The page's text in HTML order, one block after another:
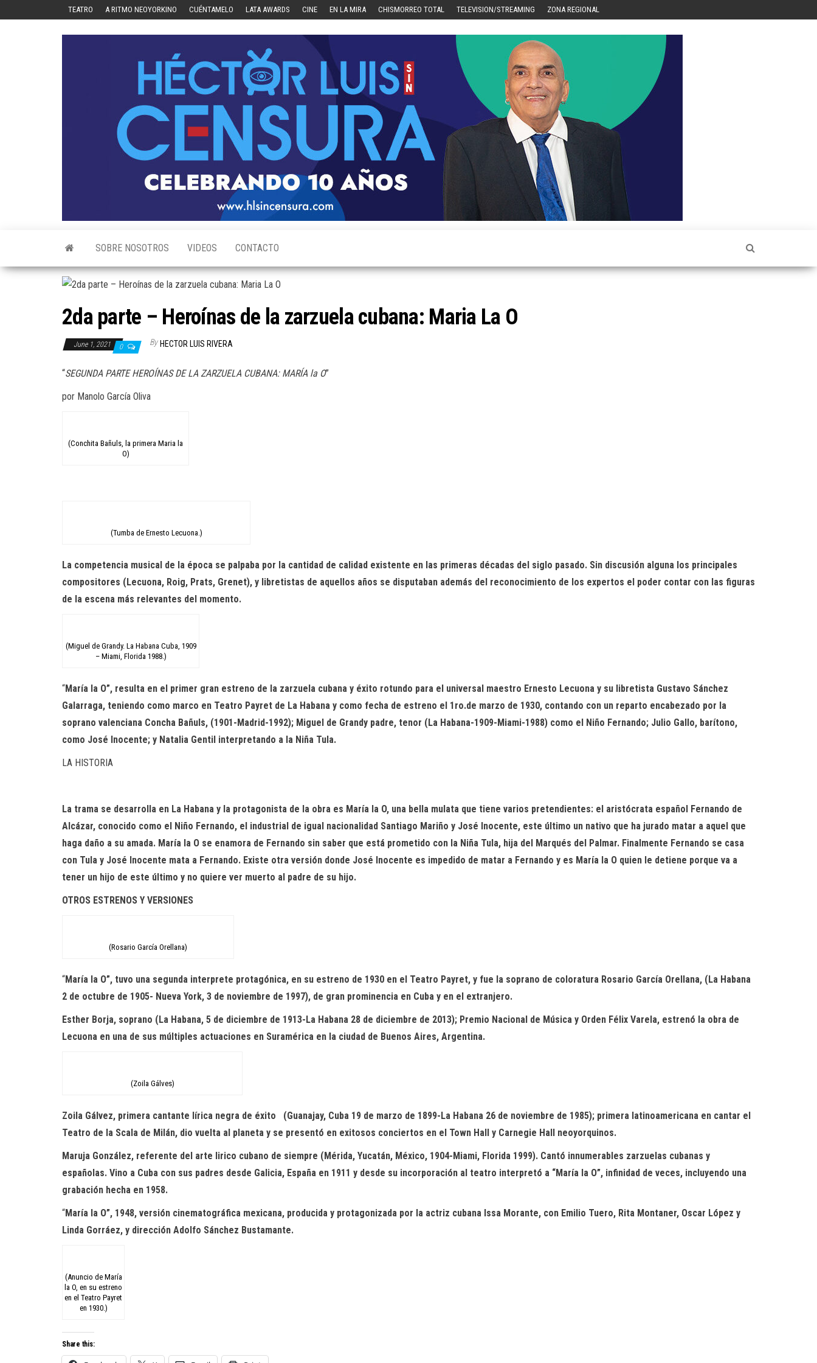
TEATRO A RITMO NEOYORKINO CUÉNTAMELO LATA AWARDS CINE EN LA MIRA CHISMORREO TOTAL TELEVISION/STREAMING ZONA REGIONAL
SOBRE NOSOTROS VIDEOS CONTACTO
2da parte – Heroínas de la zarzuela cubana: Maria La O
June 1, 2021 0 By HECTOR LUIS RIVERA
“SEGUNDA PARTEHEROÍNAS DE LA ZARZUELA CUBANA: MARÍA la O”
por Manolo García Oliva
(Conchita Bañuls, la primera Maria la
O)
(Tumba de Ernesto Lecuona.)
La competencia musical de la época se palpaba por la cantidad de calidad existente en las primeras décadas del siglo pasado. Sin discusión alguna los principales
compositores (Lecuona, Roig, Prats, Grenet), y libretistas de aquellos años se disputaban además del reconocimiento de los expertos el poder contar con las figuras
de la escena más relevantes del momento.
(Miguel de Grandy. La Habana Cuba, 1909
– Miami, Florida 1988.)
“María la O”, resulta en el primer gran estreno de la zarzuela cubana y éxito rotundo para el universal maestro Ernesto Lecuona y su libretista Gustavo Sánchez
Galarraga, teniendo como marco en Teatro Payret de La Habana y como fecha de estreno el 1ro.de marzo de 1930, contando con un reparto encabezado por la
soprano valenciana Concha Bañuls, (1901-Madrid-1992); Miguel de Grandy padre, tenor (La Habana-1909-Miami-1988) como el Niño Fernando; Julio Gallo, barítono,
como José Inocente; y Natalia Gentil interpretando a la Niña Tula.
LA HISTORIA
La trama se desarrolla en La Habana y la protagonista de la obra es María la O, una bella mulata que tiene varios pretendientes: el aristócrata español Fernando de
Alcázar, conocido como el Niño Fernando, el industrial de igual nacionalidad Santiago Mariño y José Inocente, este último un nativo que ha jurado matar a aquel que
haga daño a su amada. María la O se enamora de Fernando sin saber que está prometido con la Niña Tula, hija del Marqués del Palmar. Finalmente Fernando se casa
con Tula y José Inocente mata a Fernando. Existe otra versión donde José Inocente es impedido de matar a Fernando y es María la O quien le detiene porque va a
tener un hijo de este último y no quiere ver muerto al padre de su hijo.
OTROS ESTRENOS Y VERSIONES
(Rosario García Orellana)
“María la O”, tuvo una segunda interprete protagónica, en su estreno de 1930 en el Teatro Payret, y fue la soprano de coloratura Rosario García Orellana, (La Habana
2 de octubre de 1905- Nueva York, 3 de noviembre de 1997), de gran prominencia en Cuba y en el extranjero.
Esther Borja, soprano (La Habana, 5 de diciembre de 1913-La Habana 28 de diciembre de 2013); Premio Nacional de Música y Orden Félix Varela, estrenó la obra de
Lecuona en una de sus múltiples actuaciones en Suramérica en la ciudad de Buenos Aires, Argentina.
(Zoila Gálves)
Zoila Gálvez, primera cantante lírica negra de éxito (Guanajay, Cuba 19 de marzo de 1899-La Habana 26 de noviembre de 1985); primera latinoamericana en cantar el
Teatro de la Scala de Milán, dio vuelta al planeta y se presentó en exitosos conciertos en el Town Hall y Carnegie Hall neoyorquinos.
Maruja González, referente del arte lirico cubano de siempre (Mérida, Yucatán, México, 1904-Miami, Florida 1999). Cantó innumerables zarzuelas cubanas y
españolas. Vino a Cuba con sus padres desde Galicia, España en 1911 y desde su incorporación al teatro interpretó a “María la O”, infinidad de veces, incluyendo una
grabación hecha en 1958.
“María la O”, 1948, versión cinematográfica mexicana, producida y protagonizada por la actriz cubana Issa Morante, con Emilio Tuero, Rita Montaner, Oscar López y
Linda Gorráez, y dirección Adolfo Sánchez Bustamante.
(Anuncio de María
la O, en su estreno
en el Teatro Payret
en 1930.)
Share this: